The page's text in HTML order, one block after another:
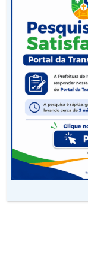
tema “A
O projeto da
cartunista
Mônica.
Ações como
despertam os
universo das
cada um